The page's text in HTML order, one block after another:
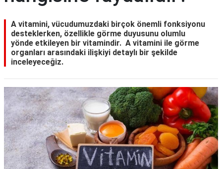
A vitamini, vücudumuzdaki birçok önemli fonksiyonu
desteklerken, özellikle görme duyusunu olumlu
yönde etkileyen bir vitamindir. A vitamini ile görme
organları arasındaki ilişkiyi detaylı bir şekilde
inceleyeceğiz.